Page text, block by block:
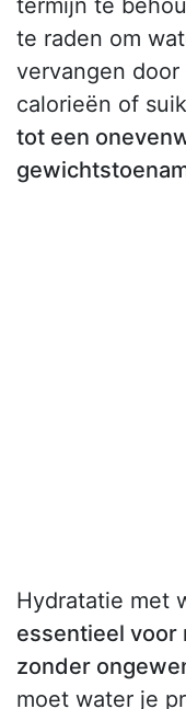
termijn te
te raden om
vervangen
calorieën of
tot een
Hydratatie met
essentieel voor
zonder
moet water je